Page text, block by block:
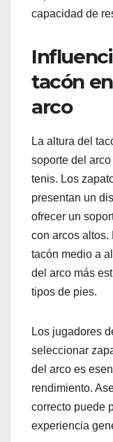
capacidad de
tacón
arco
La altura del
soporte del
tenis. Los
presentan un
ofrecer un
con arcos altos.
tacón medio a
del arco más
tipos de pies.
Los jugadores
seleccionar
del arco es
rendimiento.
correcto puede
experiencia